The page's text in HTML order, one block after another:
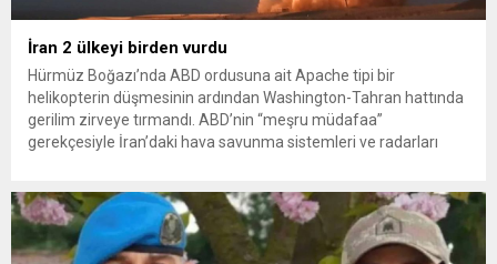
İran 2 ülkeyi birden vurdu
Hürmüz Boğazı’nda ABD ordusuna ait Apache tipi bir
helikopterin düşmesinin ardından Washington-Tahran hattında
gerilim zirveye tırmandı. ABD’nin “meşru müdafaa”
gerekçesiyle İran’daki hava savunma sistemleri ve radarları
yeni bir ABD saldırısına anında yanıt verileceğini duyurdu....